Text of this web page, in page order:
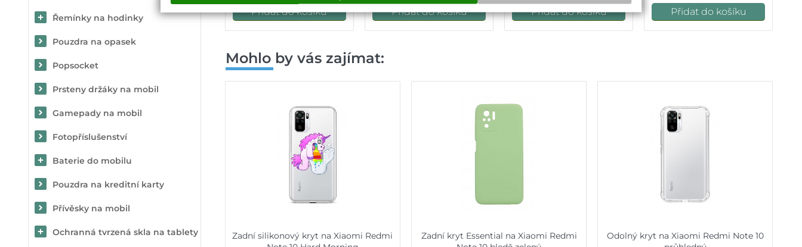
Řemínky na hodinky
Pouzdra na opasek
Popsocket
Prsteny držáky na mobil
Gamepady na mobil
Fotopříslušenství
Baterie do mobilu
Pouzdra na kreditní karty
Přívěsky na mobil
Ochranná tvrzená skla na tablety
Přidat do košíku Přidat do košíku Přidat do košíku Přidat do košíku
Mohlo by vás zajímat:
Zadní silikonový kryt na Xiaomi Redmi
Zadní kryt Essential na Xiaomi Redmi
Odolný kryt na Xiaomi Redmi Note 10